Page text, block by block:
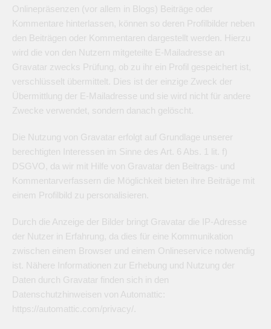
Onlinepräsenzen (vor allem in Blogs) Beiträge oder
Kommentare hinterlassen, können so deren Profilbilder neben
den Beiträgen oder Kommentaren dargestellt werden. Hierzu
wird die von den Nutzern mitgeteilte E-Mailadresse an
Gravatar zwecks Prüfung, ob zu ihr ein Profil gespeichert ist,
verschlüsselt übermittelt. Dies ist der einzige Zweck der
Übermittlung der E-Mailadresse und sie wird nicht für andere
Zwecke verwendet, sondern danach gelöscht.
Die Nutzung von Gravatar erfolgt auf Grundlage unserer
berechtigten Interessen im Sinne des Art. 6 Abs. 1 lit. f)
DSGVO, da wir mit Hilfe von Gravatar den Beitrags- und
Kommentarverfassern die Möglichkeit bieten ihre Beiträge mit
einem Profilbild zu personalisieren.
Durch die Anzeige der Bilder bringt Gravatar die IP-Adresse
der Nutzer in Erfahrung, da dies für eine Kommunikation
zwischen einem Browser und einem Onlineservice notwendig
ist. Nähere Informationen zur Erhebung und Nutzung der
Daten durch Gravatar finden sich in den
Datenschutzhinweisen von Automattic:
https://automattic.com/privacy/.